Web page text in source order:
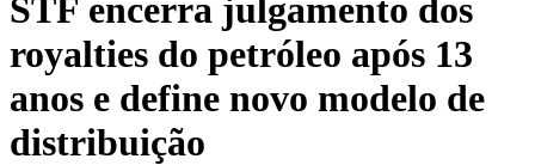
STF encerra julgamento dos
royalties do petróleo após 13
anos e define novo modelo de
distribuição